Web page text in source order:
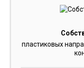
пластиковых